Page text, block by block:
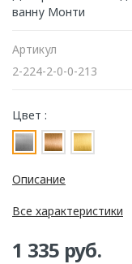
ванну Монти
Артикул
2-224-2-0-0-213
Цвет :
Описание
Все характеристики
1 335 руб.